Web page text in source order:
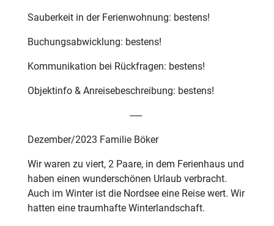
Sauberkeit in der Ferienwohnung: bestens!
Buchungsabwicklung: bestens!
Kommunikation bei Rückfragen: bestens!
Objektinfo & Anreisebeschreibung: bestens!
-----
Dezember/2023 Familie Böker
Wir waren zu viert, 2 Paare, in dem Ferienhaus und
haben einen wunderschönen Urlaub verbracht.
Auch im Winter ist die Nordsee eine Reise wert. Wir
hatten eine traumhafte Winterlandschaft.